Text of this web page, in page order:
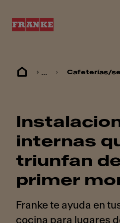
... Cafeterías/
internas
triunfan
primer
Franke te ayuda en
cocina para lugares